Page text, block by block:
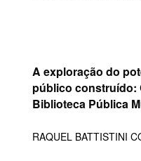
A exploração do
público construído:
Biblioteca Pública
RAQUEL BATTISTINI